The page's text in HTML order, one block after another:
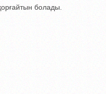
болады.